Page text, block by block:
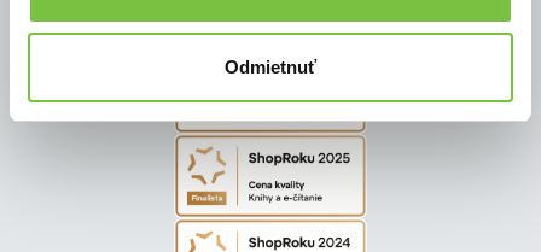
Odmietnuť